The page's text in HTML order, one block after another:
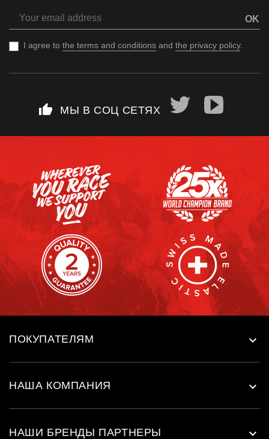
OK
I agree to the terms and conditions and the privacy policy.
thumb_up МЫ В СОЦ СЕТЯХ
ПОКУПАТЕЛЯМ 
НАША КОМПАНИЯ 
НАШИ БРЕНДЫ ПАРТНЕРЫ 